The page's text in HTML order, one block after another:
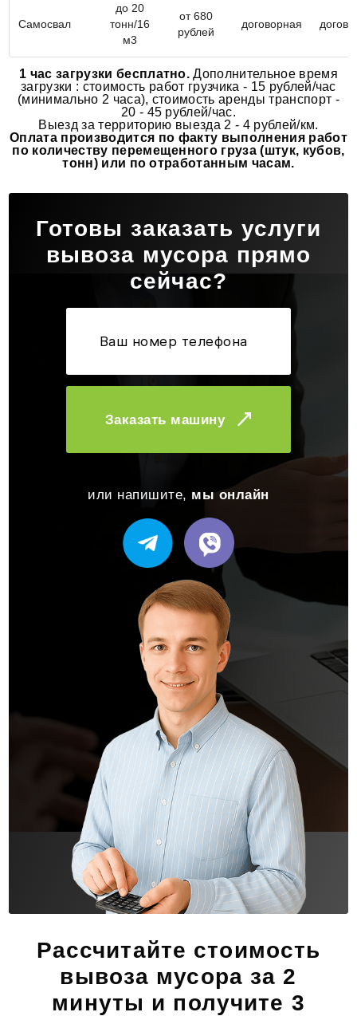
Самосвал
до 20
тонн/16
м3
от 680
рублей
договорная
1 час загрузки бесплатно. Дополнительное время
загрузки : стоимость работ грузчика - 15 рублей/час
(минимально 2 часа), стоимость аренды транспорт -
20 - 45 рублей/час.
Выезд за территорию выезда 2 - 4 рублей/км.
Оплата производится по факту выполнения работ
по количеству перемещенного груза (штук, кубов,
тонн) или по отработанным часам.
Готовы заказать услуги
вывоза мусора прямо
сейчас?
Заказать машину
или напишите, мы онлайн
Рассчитайте стоимость
вывоза мусора за 2
минуты и получите 3